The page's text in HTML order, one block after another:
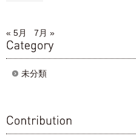
« 5月 7月 »
未分類